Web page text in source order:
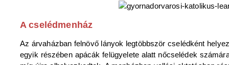
A cselédmenház
Az árvaházban felnövő lányok legtöbbször cselédként
egyik részében apácák felügyelete alatt nőcselédek